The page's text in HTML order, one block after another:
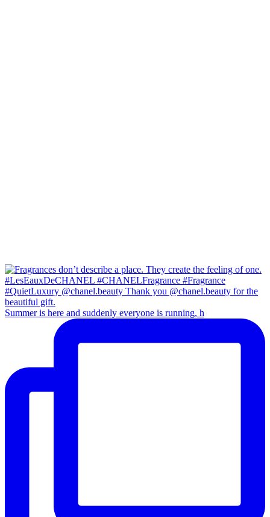
Summer is here and suddenly everyone is running, h